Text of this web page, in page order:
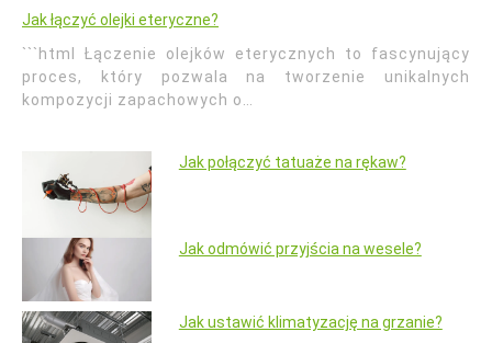
Jak łączyć olejki eteryczne?
```html Łączenie olejków eterycznych to fascynujący
proces, który pozwala na tworzenie unikalnych
kompozycji zapachowych o…
Jak połączyć tatuaże na rękaw?
Jak odmówić przyjścia na wesele?
Jak ustawić klimatyzację na grzanie?